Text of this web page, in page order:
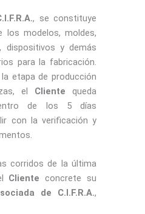
, se constituye
los modelos, moldes,
dispositivos y demás
para la fabricación.
etapa de producción
el Cliente queda
de los 5 días
con la verificación y
corridos de la última
Cliente concrete su
de C.I.F.R.A.,